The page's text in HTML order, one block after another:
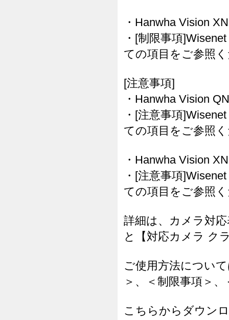
・Hanwha Vision
・[制限事項
ての項目をご参照
[注意事項]
・Hanwha Vision
・[注意事項
ての項目をご参照
・Hanwha Vision
・[注意事項
ての項目をご参照
詳細は、カメラ対
と【対応カメラ ク
ご使用方法につい
＞、＜制限事項＞
こちらからダウン